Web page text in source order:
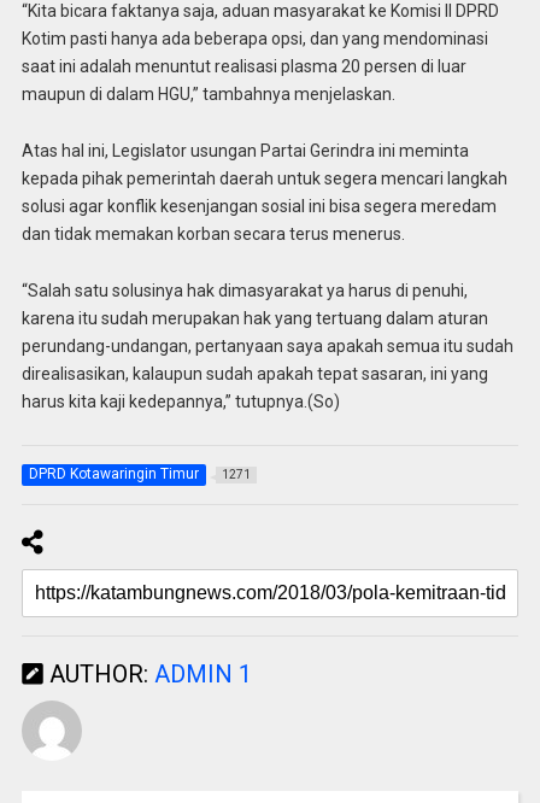
“Kita bicara faktanya saja, aduan masyarakat ke Komisi II DPRD
Kotim pasti hanya ada beberapa opsi, dan yang mendominasi
saat ini adalah menuntut realisasi plasma 20 persen di luar
maupun di dalam HGU,” tambahnya menjelaskan.
Atas hal ini, Legislator usungan Partai Gerindra ini meminta
kepada pihak pemerintah daerah untuk segera mencari langkah
solusi agar konflik kesenjangan sosial ini bisa segera meredam
dan tidak memakan korban secara terus menerus.
“Salah satu solusinya hak dimasyarakat ya harus di penuhi,
karena itu sudah merupakan hak yang tertuang dalam aturan
perundang-undangan, pertanyaan saya apakah semua itu sudah
direalisasikan, kalaupun sudah apakah tepat sasaran, ini yang
harus kita kaji kedepannya,” tutupnya.(So)
DPRD Kotawaringin Timur 1271
AUTHOR: ADMIN 1